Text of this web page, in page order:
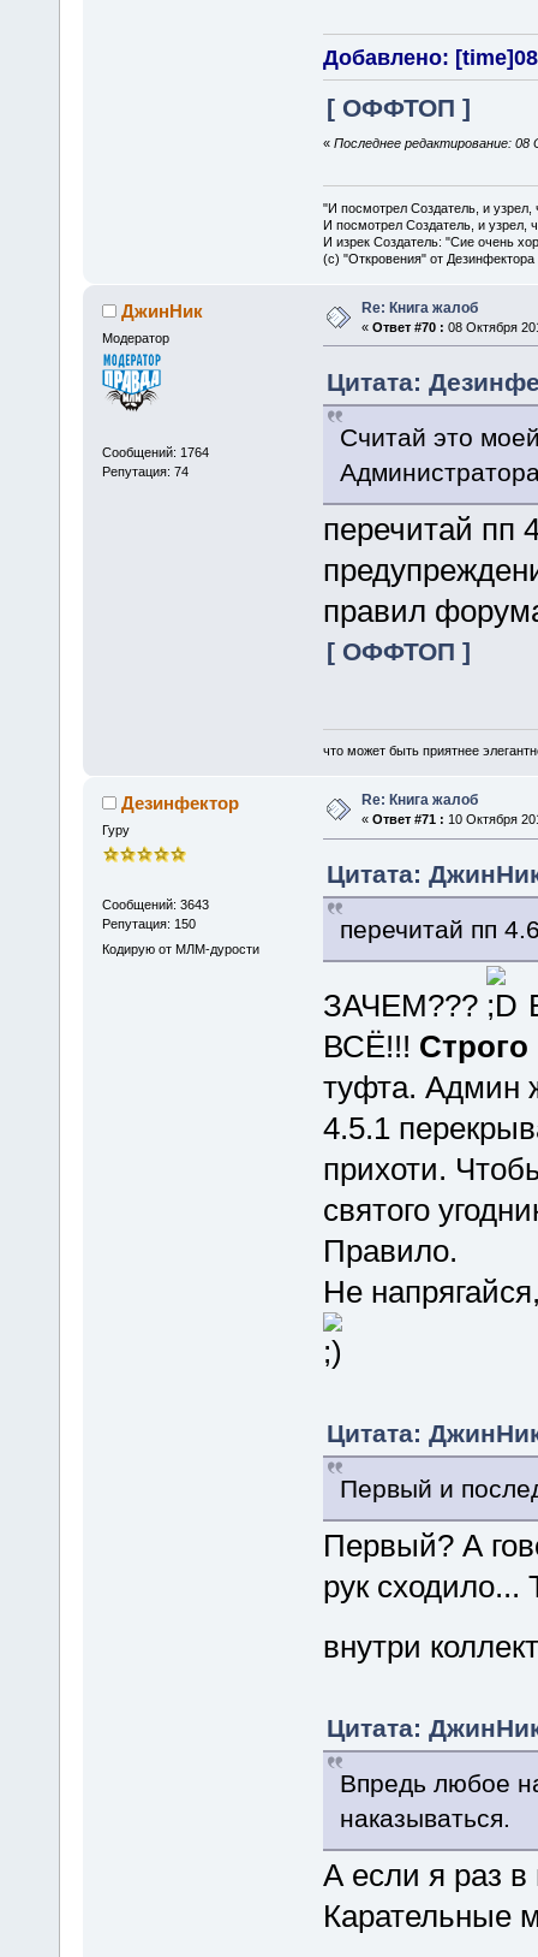
Добавлено:
[ ОФФТОП ]
« Последнее редактирование:
"И посмотрел Создатель, и
И посмотрел Создатель, и узрел,
И изрек Создатель: "Сие очень
(с) "Откровения" от Дезинфектора
ДжинНик
Модератор
Сообщений: 1764
Репутация: 74
Re: Книга жалоб
« Ответ #70 : 08 Октября
Цитата:
Считай это
перечитай пп
правил
[ ОФФТОП ]
что может быть приятнее
Дезинфектор
Гуру
Сообщений: 3643
Репутация: 150
Кодирую от МЛМ-дурости
Re: Книга жалоб
« Ответ #71 : 10 Октября
Цитата:
перечитай пп
ЗАЧЕМ???
ВСЁ!!!
туфта. Админ
4.5.1
прихоти.
святого
Правило.
Не
Цитата:
Первый и
Первый? А
рук
внутри
Цитата:
Впредь любое
наказываться.
А если я раз в
Карательные